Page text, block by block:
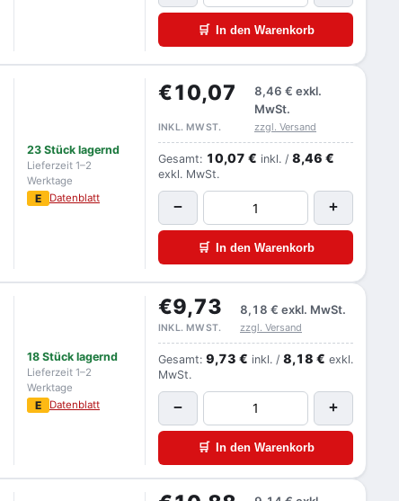
🛒 In den Warenkorb
23 Stück lagernd
Lieferzeit 1–2
Werktage
E Datenblatt
€10,07 8,46 € exkl.
MwSt.
INKL. MWST. zzgl. Versand
Gesamt: 10,07 € inkl. / 8,46 €
exkl. MwSt.
− +
🛒 In den Warenkorb
18 Stück lagernd
Lieferzeit 1–2
Werktage
E Datenblatt
€9,73 8,18 € exkl. MwSt.
INKL. MWST. zzgl. Versand
Gesamt: 9,73 € inkl. / 8,18 € exkl.
MwSt.
− +
🛒 In den Warenkorb